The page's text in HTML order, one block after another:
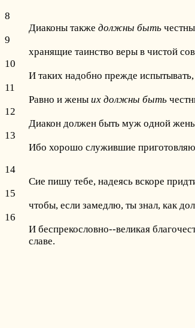
8
Диаконы также должны быть
9
хранящие таинство веры в чистой
10
И таких надобно прежде
11
Равно и жены их должны быть
12
Диакон должен быть муж одной
13
Ибо хорошо служившие
14
Сие пишу тебе, надеясь вскоре
15
чтобы, если замедлю, ты знал, как
16
И беспрекословно--великая
славе.